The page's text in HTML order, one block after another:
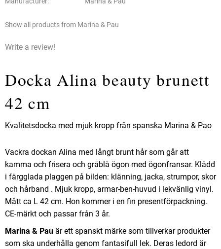
Show all products from Marina & Pau
Write a review!
Docka Alina beauty brunett
42 cm
Kvalitetsdocka med mjuk kropp från spanska Marina & Pao
Vackra dockan Alina med långt brunt hår som går att
kamma och frisera och gråblå ögon med ögonfransar. Klädd
i färgglada plaggen på bilden: klänning, jacka, strumpor, skor
och hårband . Mjuk kropp, armar-ben-huvud i lekvänlig vinyl.
Mått ca L 42 cm. Hon kommer i en fin presentförpackning.
CE-märkt och passar från 3 år.
Marina & Pau är ett spanskt märke som tillverkar produkter
som ska underhålla genom fantasifull lek. Deras ledord är